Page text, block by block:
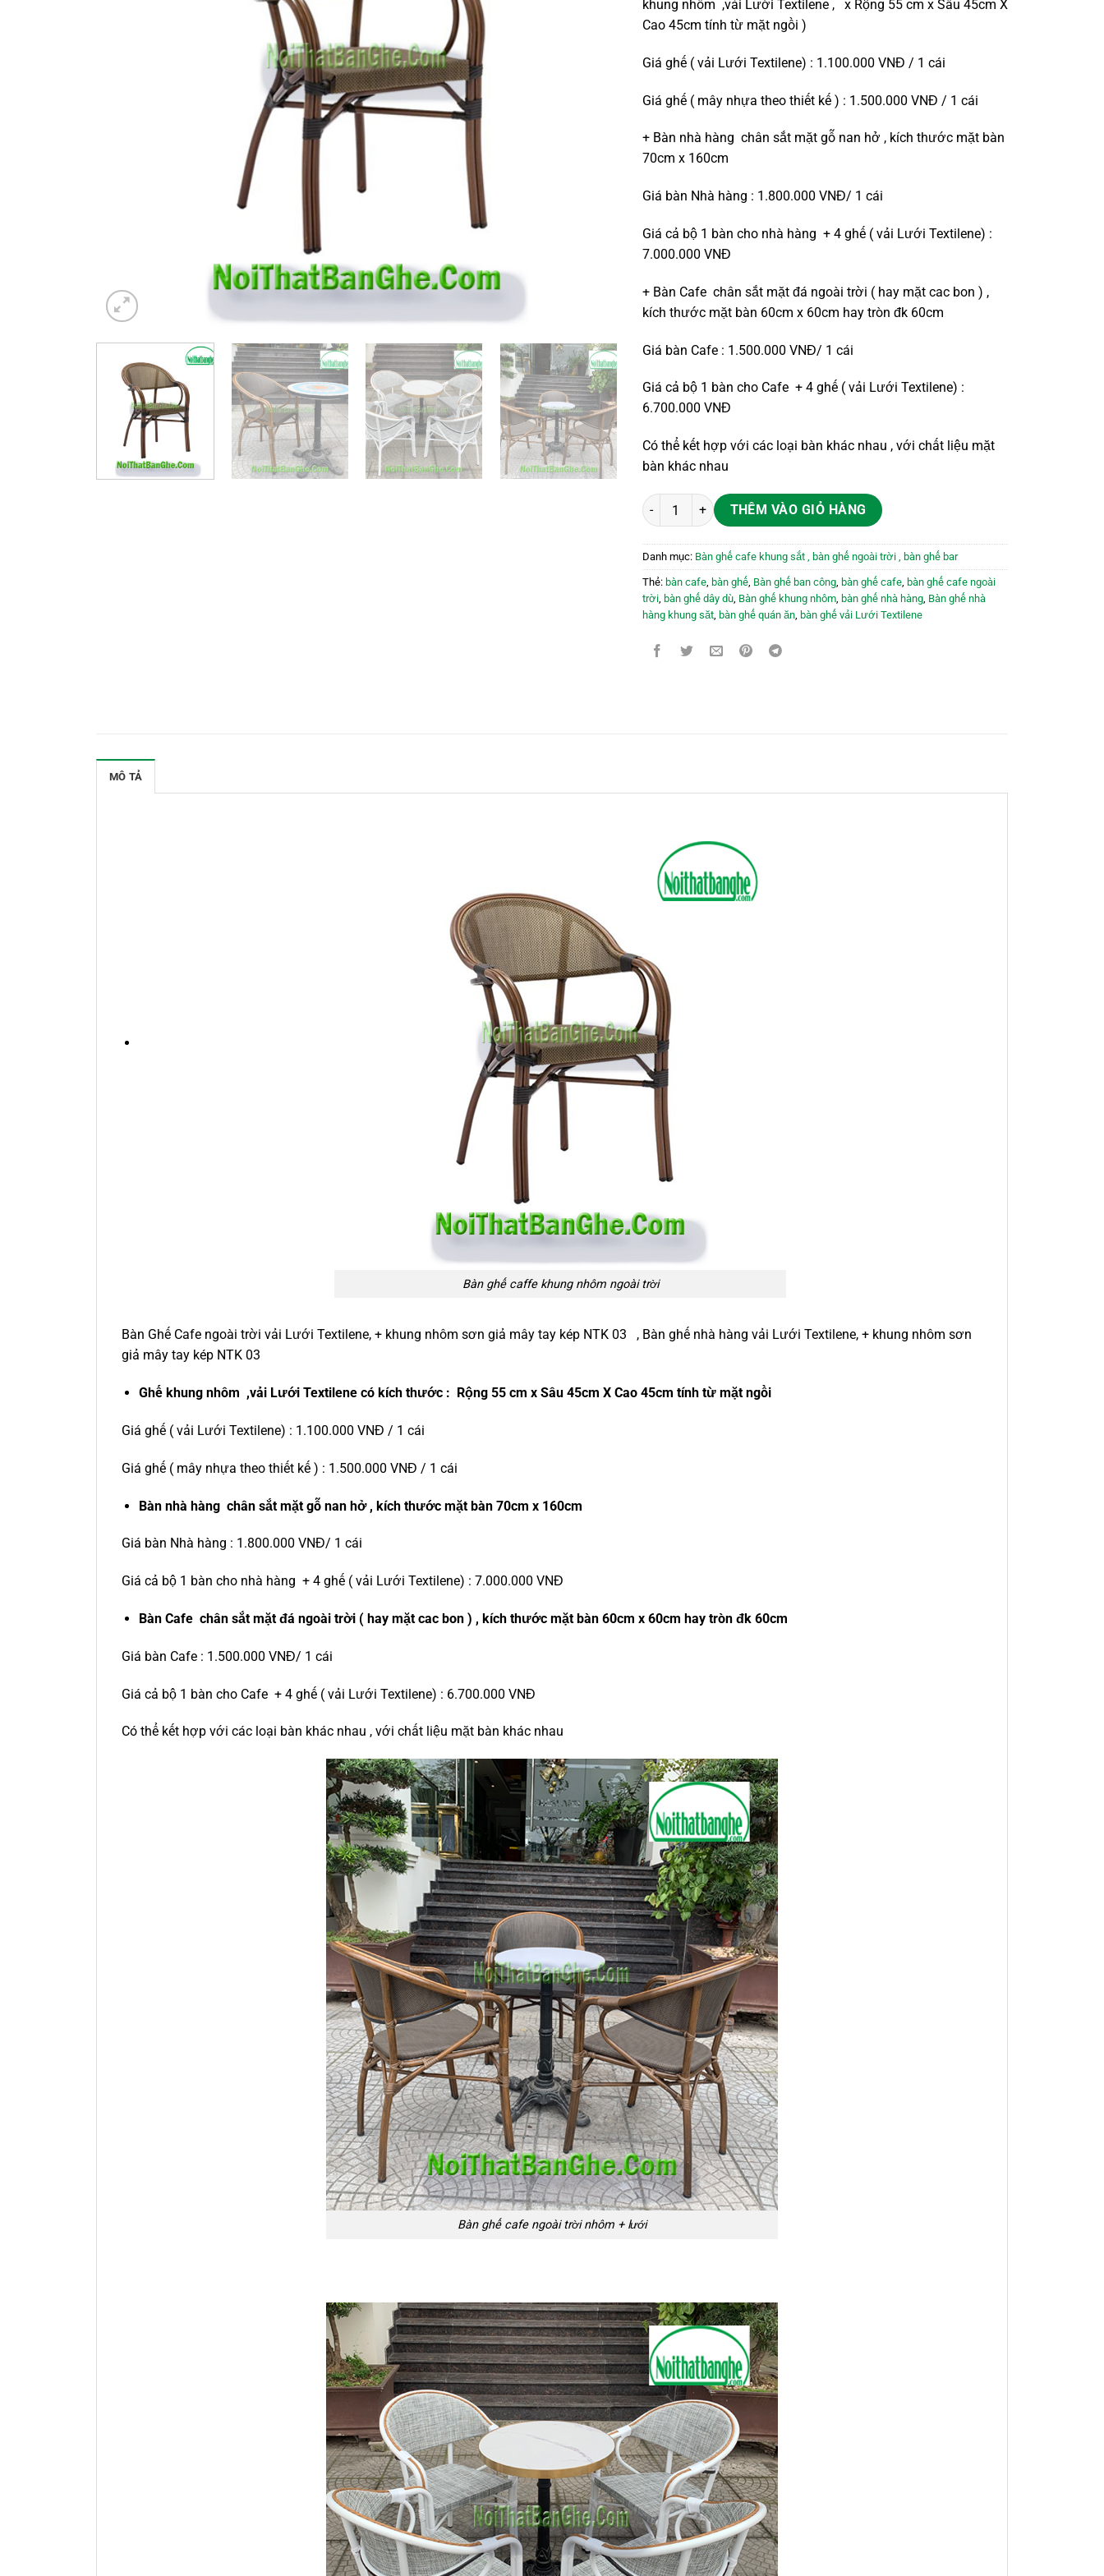
khung nhôm ,vải Lưới Textilene , x Rộng 55 cm x Sâu 45cm X
Cao 45cm tính từ mặt ngồi )
Giá ghế ( vải Lưới Textilene) : 1.100.000 VNĐ / 1 cái
Giá ghế ( mây nhựa theo thiết kế ) : 1.500.000 VNĐ / 1 cái
+ Bàn nhà hàng chân sắt mặt gỗ nan hở , kích thước mặt bàn
70cm x 160cm
Giá bàn Nhà hàng : 1.800.000 VNĐ/ 1 cái
Giá cả bộ 1 bàn cho nhà hàng + 4 ghế ( vải Lưới Textilene) :
7.000.000 VNĐ
+ Bàn Cafe chân sắt mặt đá ngoài trời ( hay mặt cac bon ) ,
kích thước mặt bàn 60cm x 60cm hay tròn đk 60cm
Giá bàn Cafe : 1.500.000 VNĐ/ 1 cái
Giá cả bộ 1 bàn cho Cafe + 4 ghế ( vải Lưới Textilene) :
6.700.000 VNĐ
Có thể kết hợp với các loại bàn khác nhau , với chất liệu mặt
bàn khác nhau
Bàn ghế khung nhôm tay kép NTK 03 số lượng
THÊM VÀO GIỎ HÀNG
Danh mục: Bàn ghế cafe khung sắt , bàn ghế ngoài trời , bàn ghế bar
Thẻ: bàn cafe bàn ghế Bàn ghế ban công bàn ghế cafe bàn ghế cafe ngoài
trời bàn ghế dây dù Bàn ghế khung nhôm bàn ghế nhà hàng Bàn ghế nhà
hàng khung săt bàn ghế quán ăn bàn ghế vải Lưới Textilene
MÔ TẢ
Bàn ghế caffe khung nhôm ngoài trời
Bàn Ghế Cafe ngoài trời vải Lưới Textilene, + khung nhôm sơn giả mây tay kép NTK 03 , Bàn ghế nhà hàng vải Lưới Textilene, + khung nhôm sơn
giả mây tay kép NTK 03
Ghế khung nhôm ,vải Lưới Textilene có kích thước : Rộng 55 cm x Sâu 45cm X Cao 45cm tính từ mặt ngồi
Giá ghế ( vải Lưới Textilene) : 1.100.000 VNĐ / 1 cái
Giá ghế ( mây nhựa theo thiết kế ) : 1.500.000 VNĐ / 1 cái
Bàn nhà hàng chân sắt mặt gỗ nan hở , kích thước mặt bàn 70cm x 160cm
Giá bàn Nhà hàng : 1.800.000 VNĐ/ 1 cái
Giá cả bộ 1 bàn cho nhà hàng + 4 ghế ( vải Lưới Textilene) : 7.000.000 VNĐ
Bàn Cafe chân sắt mặt đá ngoài trời ( hay mặt cac bon ) , kích thước mặt bàn 60cm x 60cm hay tròn đk 60cm
Giá bàn Cafe : 1.500.000 VNĐ/ 1 cái
Giá cả bộ 1 bàn cho Cafe + 4 ghế ( vải Lưới Textilene) : 6.700.000 VNĐ
Có thể kết hợp với các loại bàn khác nhau , với chất liệu mặt bàn khác nhau
Bàn ghế cafe ngoài trời nhôm + lưới